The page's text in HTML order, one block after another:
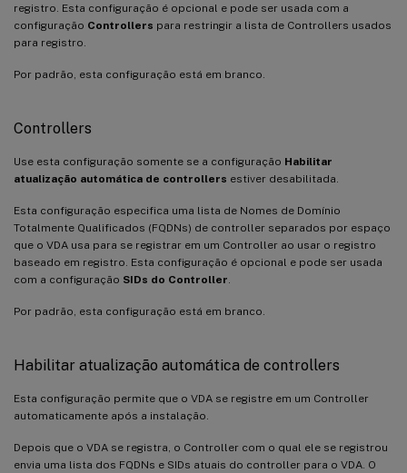
registro. Esta configuração é opcional e pode ser usada com a
configuração Controllers para restringir a lista de Controllers usados
para registro.
Por padrão, esta configuração está em branco.
Controllers
Use esta configuração somente se a configuração Habilitar
atualização automática de controllers estiver desabilitada.
Esta configuração especifica uma lista de Nomes de Domínio
Totalmente Qualificados (FQDNs) de controller separados por espaço
que o VDA usa para se registrar em um Controller ao usar o registro
baseado em registro. Esta configuração é opcional e pode ser usada
com a configuração SIDs do Controller
Por padrão, esta configuração está em branco.
Habilitar atualização automática de controllers
Esta configuração permite que o VDA se registre em um Controller
automaticamente após a instalação.
Depois que o VDA se registra, o Controller com o qual ele se registrou
envia uma lista dos FQDNs e SIDs atuais do controller para o VDA. O